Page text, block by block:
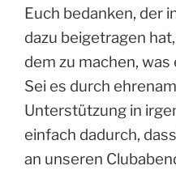
Euch bedanken, der
dazu beigetragen
dem zu machen, was
Sei es durch
Unterstützung in
einfach dadurch,
an unseren